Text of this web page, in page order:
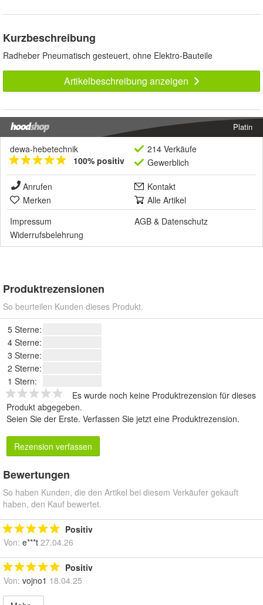
Kurzbeschreibung
Radheber Pneumatisch gesteuert, ohne Elektro-Bauteile
Artikelbeschreibung anzeigen
Platin
dewa-hebetechnik
100% positiv
214 Verkäufe
Gewerblich
Anrufen
Kontakt
Merken
Alle Artikel
Impressum
AGB & Datenschutz
Widerrufsbelehrung
Produktrezensionen
So beurteilen Kunden dieses Produkt.
5 Sterne:
4 Sterne:
3 Sterne:
2 Sterne:
1 Stern:
Es wurde noch keine Produktrezension für dieses
Produkt abgegeben.
Seien Sie der Erste. Verfassen Sie jetzt eine Produktrezension.
Rezension verfassen
Bewertungen
So haben Kunden, die den Artikel bei diesem Verkäufer gekauft
haben, den Kauf bewertet.
Positiv
Von: e***t 27.04.26
Positiv
Von: vojno1 18.04.25